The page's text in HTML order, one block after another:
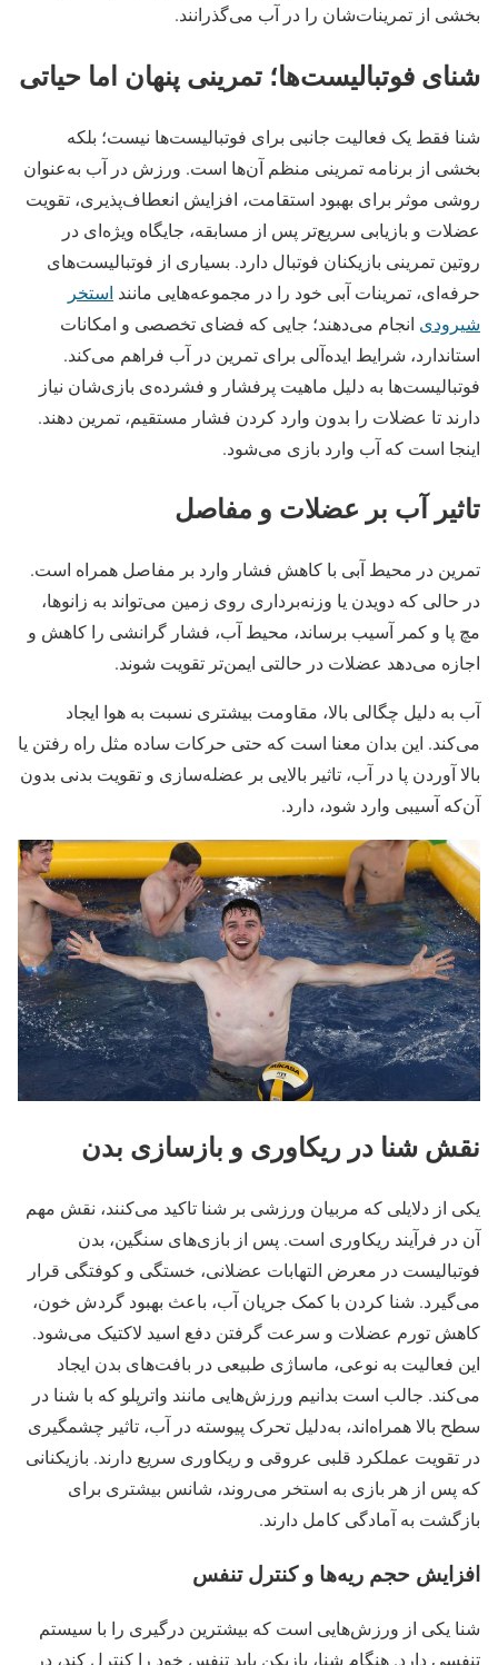
بخشی از تمرینات‌شان را در آب می‌گذرانند.
شنای فوتبالیست‌ها؛ تمرینی پنهان اما حیاتی
شنا فقط یک فعالیت جانبی برای فوتبالیست‌ها نیست؛ بلکه
بخشی از برنامه تمرینی منظم آن‌ها است. ورزش در آب به‌عنوان
روشی موثر برای بهبود استقامت، افزایش انعطاف‌پذیری، تقویت
عضلات و بازیابی سریع‌تر پس از مسابقه، جایگاه ویژه‌ای در
روتین تمرینی بازیکنان فوتبال دارد. بسیاری از فوتبالیست‌های
حرفه‌ای، تمرینات آبی خود را در مجموعه‌هایی مانند استخر
شیرودی انجام می‌دهند؛ جایی که فضای تخصصی و امکانات
استاندارد، شرایط ایده‌آلی برای تمرین در آب فراهم می‌کند.
فوتبالیست‌ها به دلیل ماهیت پرفشار و فشرده‌ی بازی‌شان نیاز
دارند تا عضلات را بدون وارد کردن فشار مستقیم، تمرین دهند.
اینجا است که آب وارد بازی می‌شود.
تاثیر آب بر عضلات و مفاصل
تمرین در محیط آبی با کاهش فشار وارد بر مفاصل همراه است.
در حالی که دویدن یا وزنه‌برداری روی زمین می‌تواند به زانوها،
مچ پا و کمر آسیب برساند، محیط آب، فشار گرانشی را کاهش و
اجازه می‌دهد عضلات در حالتی ایمن‌تر تقویت شوند.
آب به دلیل چگالی بالا، مقاومت بیشتری نسبت به هوا ایجاد
می‌کند. این بدان معنا است که حتی حرکات ساده مثل راه رفتن یا
بالا آوردن پا در آب، تاثیر بالایی بر عضله‌سازی و تقویت بدنی بدون
آن‌که آسیبی وارد شود، دارد.
نقش شنا در ریکاوری و بازسازی بدن
یکی از دلایلی که مربیان ورزشی بر شنا تاکید می‌کنند، نقش مهم
آن در فرآیند ریکاوری است. پس از بازی‌های سنگین، بدن
فوتبالیست در معرض التهابات عضلانی، خستگی و کوفتگی قرار
می‌گیرد. شنا کردن با کمک جریان آب، باعث بهبود گردش خون،
کاهش تورم عضلات و سرعت گرفتن دفع اسید لاکتیک می‌شود.
این فعالیت به نوعی، ماساژی طبیعی در بافت‌های بدن ایجاد
می‌کند. جالب است بدانیم ورزش‌هایی مانند واترپلو که با شنا در
سطح بالا همراه‌اند، به‌دلیل تحرک پیوسته در آب، تاثیر چشمگیری
در تقویت عملکرد قلبی عروقی و ریکاوری سریع دارند. بازیکنانی
که پس از هر بازی به استخر می‌روند، شانس بیشتری برای
بازگشت به آمادگی کامل دارند.
افزایش حجم ریه‌ها و کنترل تنفس
شنا یکی از ورزش‌هایی است که بیشترین درگیری را با سیستم
تنفسی دارد. هنگام شنا، بازیکن باید تنفس خود را کنترل کند، در